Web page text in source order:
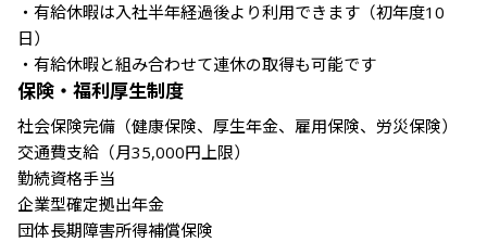
・有給休暇は入社半年経過後より利用できます（初年度10
日）
・有給休暇と組み合わせて連休の取得も可能です
保険・福利厚生制度
社会保険完備（健康保険、厚生年金、雇用保険、労災保険）
交通費支給（月35,000円上限）
勤続資格手当
企業型確定拠出年金
団体長期障害所得補償保険